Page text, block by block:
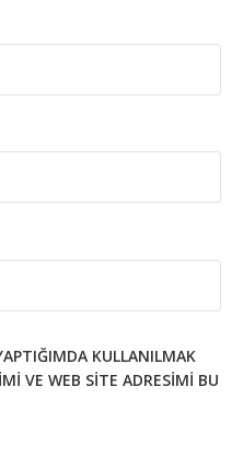
KULLANILMAK
VE WEB SITE ADRESIMI BU